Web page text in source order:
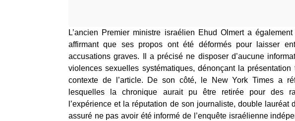
L’ancien Premier ministre israélien Ehud Olmert a
affirmant que ses propos ont été déformés pour laisser
accusations graves. Il a précisé ne disposer d’aucune
violences sexuelles systématiques, dénonçant la
contexte de l’article. De son côté, le New York Times a
lesquelles la chronique aurait pu être retirée pour des
l’expérience et la réputation de son journaliste, double
assuré ne pas avoir été informé de l’enquête israélienne